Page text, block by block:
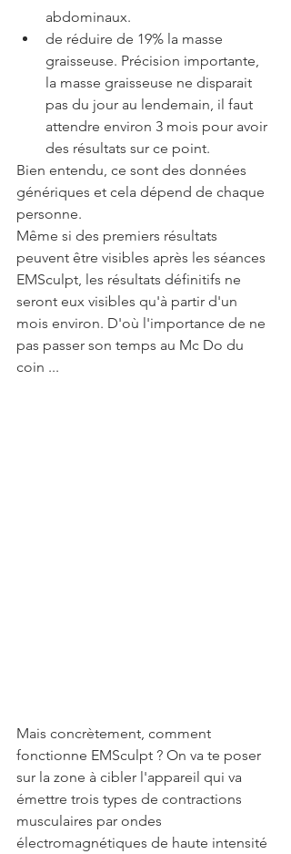
abdominaux.
de réduire de 19% la masse
graisseuse. Précision importante,
la masse graisseuse ne disparait
pas du jour au lendemain, il faut
attendre environ 3 mois pour avoir
des résultats sur ce point.
Bien entendu, ce sont des données
génériques et cela dépend de chaque
personne.
Même si des premiers résultats
peuvent être visibles après les séances
EMSculpt, les résultats définitifs ne
seront eux visibles qu'à partir d'un
mois environ. D'où l'importance de ne
pas passer son temps au Mc Do du
coin ...
Mais concrètement, comment
fonctionne EMSculpt ? On va te poser
sur la zone à cibler l'appareil qui va
émettre trois types de contractions
musculaires par ondes
électromagnétiques de haute intensité